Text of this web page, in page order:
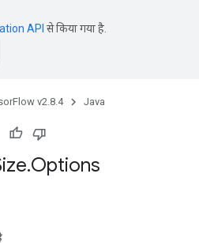
API से किया गया है.
v2.8.4 Java
.Options